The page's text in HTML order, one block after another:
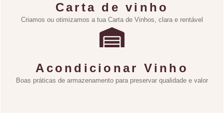
Carta de vinho
Criamos ou otimizamos a tua Carta de Vinhos, clara e rentável
Acondicionar Vinho
Boas práticas de armazenamento para preservar qualidade e valor